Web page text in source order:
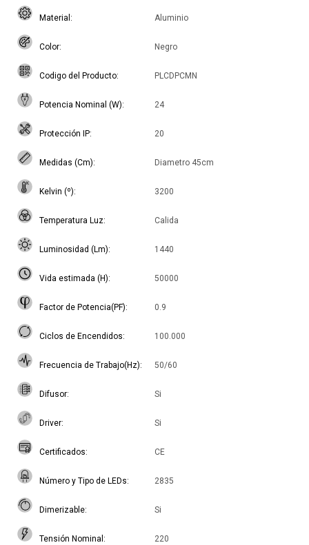
Material Aluminio
Color Negro
Codigo del Producto PLCDPCMN
Potencia Nominal (W) 24
Protección IP 20
Medidas (Cm) Diametro 45cm
Kelvin (º) 3200
Temperatura Luz Calida
Luminosidad (Lm) 1440
Vida estimada (H) 50000
Factor de Potencia(PF) 0.9
Ciclos de Encendidos 100.000
Frecuencia de Trabajo(Hz) 50/60
Difusor Si
Driver Si
Certificados CE
Número y Tipo de LEDs 2835
Dimerizable Si
Tensión Nominal 220